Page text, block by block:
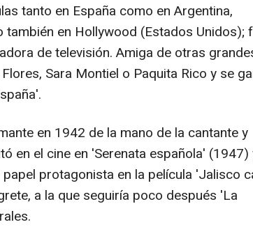
tanto en España como en Argentina,
también en Hollywood (Estados Unidos);
de televisión. Amiga de otras
Sara Montiel o Paquita Rico y se
en 1942 de la mano de la cantante y
en el cine en 'Serenata española' (1947)
protagonista en la película 'Jalisco
a la que seguiría poco después 'La